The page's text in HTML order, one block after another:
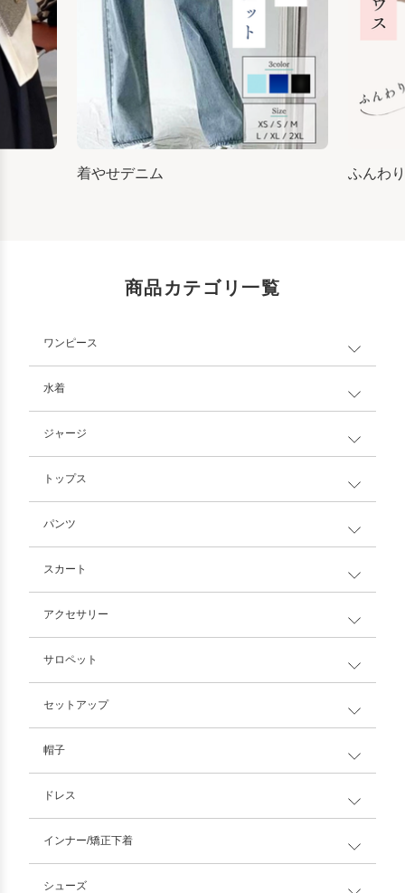
着やせデニム ふんわ
商品カテゴリ一覧
ワンピース
水着
ジャージ
トップス
パンツ
スカート
アクセサリー
サロペット
セットアップ
帽子
ドレス
インナー/矯正下着
シューズ